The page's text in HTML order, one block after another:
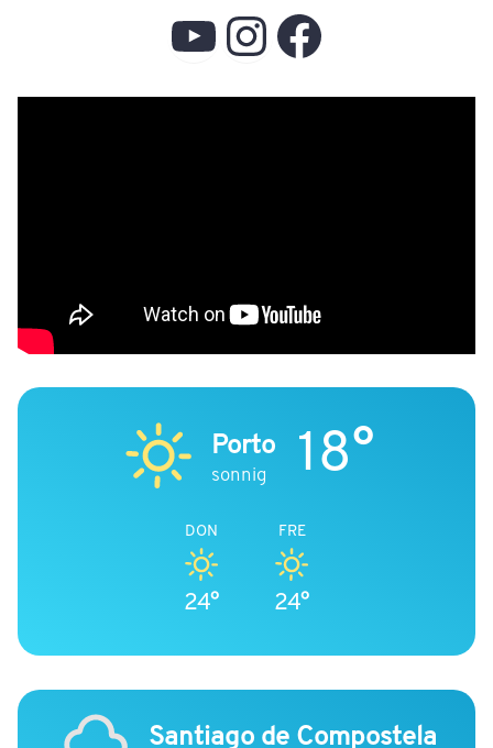
YouTube
Instagram
Porto
sonnig 18°
DON
24°
FRE
24°
Santiago de Compostela